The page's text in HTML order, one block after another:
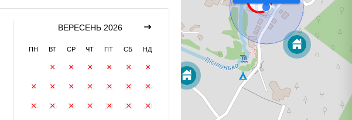
ВЕРЕСЕНЬ 2026
ПН ВТ СР ЧТ ПТ СБ НД
1 2 3 4 5 6
7 8 9 10 11 12 13
14 15 16 17 18 19 20